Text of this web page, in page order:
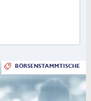
BÖRSENSTAMMTISCHE